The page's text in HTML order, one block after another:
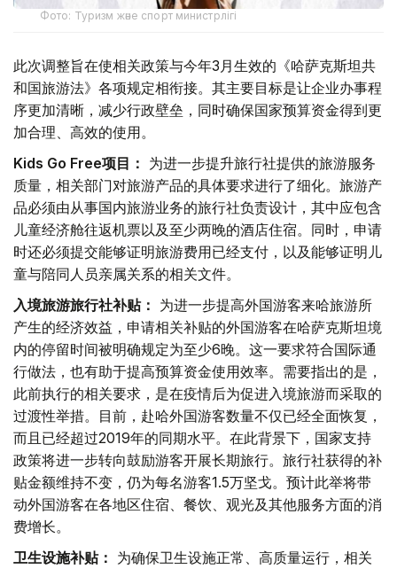
Фото: Туризм және спорт министрлігі
此次调整旨在使相关政策与今年3月生效的《哈萨克斯坦共
和国旅游法》各项规定相衔接。其主要目标是让企业办事程
序更加清晰，减少行政壁垒，同时确保国家预算资金得到更
加合理、高效的使用。
Kids Go Free项目： 为进一步提升旅行社提供的旅游服务
质量，相关部门对旅游产品的具体要求进行了细化。旅游产
品必须由从事国内旅游业务的旅行社负责设计，其中应包含
儿童经济舱往返机票以及至少两晚的酒店住宿。同时，申请
时还必须提交能够证明旅游费用已经支付，以及能够证明儿
童与陪同人员亲属关系的相关文件。
入境旅游旅行社补贴： 为进一步提高外国游客来哈旅游所
产生的经济效益，申请相关补贴的外国游客在哈萨克斯坦境
内的停留时间被明确规定为至少6晚。这一要求符合国际通
行做法，也有助于提高预算资金使用效率。需要指出的是，
此前执行的相关要求，是在疫情后为促进入境旅游而采取的
过渡性举措。目前，赴哈外国游客数量不仅已经全面恢复，
而且已经超过2019年的同期水平。在此背景下，国家支持
政策将进一步转向鼓励游客开展长期旅行。旅行社获得的补
贴金额维持不变，仍为每名游客1.5万坚戈。预计此举将带
动外国游客在各地区住宿、餐饮、观光及其他服务方面的消
费增长。
卫生设施补贴： 为确保卫生设施正常、高质量运行，相关